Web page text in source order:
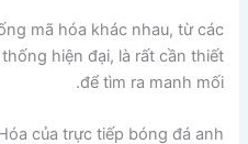
mã hóa khác nhau, từ các
hiện đại, là rất cần thiết
để tìm ra manh mối.
của trực tiếp bóng đá anh